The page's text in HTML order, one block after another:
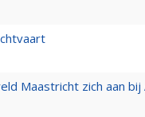
Maastricht zich aan bij